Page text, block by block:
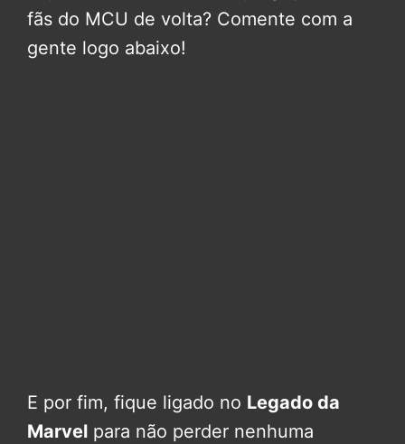
fãs do MCU de volta? Comente com a
gente logo abaixo!
E por fim, fique ligado no Legado da
Marvel para não perder nenhuma